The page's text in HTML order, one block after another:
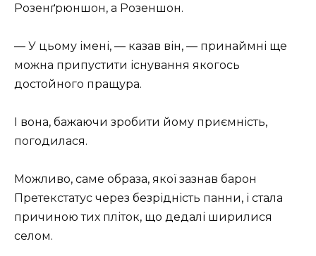
Розенґрюншон, а Розеншон.
— У цьому імені, — казав він, — принаймні ще
можна припустити існування якогось
достойного пращура.
І вона, бажаючи зробити йому приємність,
погодилася.
Можливо, саме образа, якої зазнав барон
Претекстатус через безрідність панни, і стала
причиною тих пліток, що дедалі ширилися
селом.